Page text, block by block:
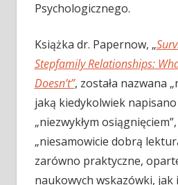
Psychologicznego.
Książka dr. Papernow, „
Stepfamily Relationships:
Doesn’t”, została nazwana
jaką kiedykolwiek
„niezwykłym
„niesamowicie dobrą
zarówno praktyczne,
naukowych wskazówki, jak